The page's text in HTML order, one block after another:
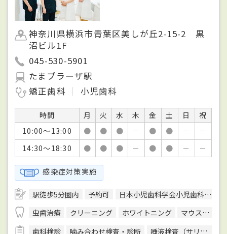
神奈川県横浜市青葉区美しが丘2-15-2 黒
沼ビル1F
045-530-5901
たまプラーザ駅
矯正歯科
小児歯科
時間 月 火 水 木 金 土 日
祝
10:00～13:00
● ● ● － ● ● －
－
14:30～18:30
● ● ● － ● ● － －
感染症対策実施
駅徒歩5分圏内 予約可
日本小児歯科学会小児歯科専門医
虫歯治療
クリーニング ホワイトニング
マウスピース型装置を用いた矯正
歯科検診
噛み合わせ検査・診断 唾液検査（サリバテスト）